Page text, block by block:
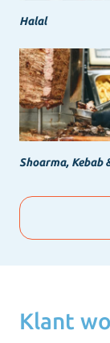
Halal
Shoarma, Kebab
Klant